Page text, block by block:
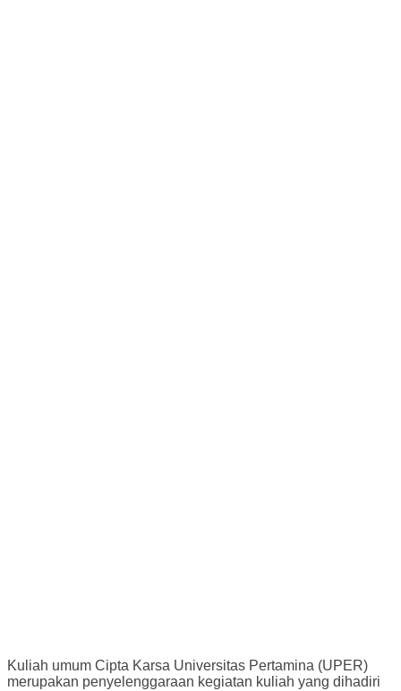
Kuliah umum Cipta Karsa Universitas Pertamina (UPER)
merupakan penyelenggaraan kegiatan kuliah yang dihadiri